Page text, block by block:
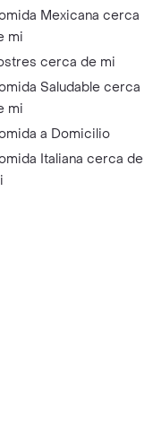
Mexicana cerca
mi
cerca de mi
Saludable cerca
mi
a Domicilio
Italiana cerca de